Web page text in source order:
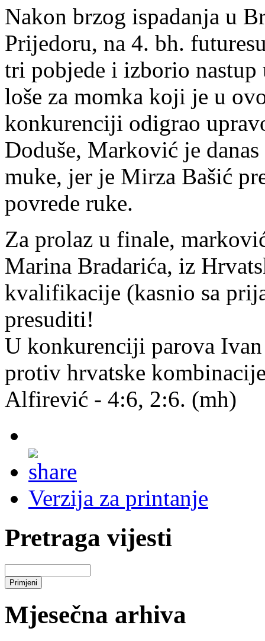
Nakon brzog ispadanja u
Prijedoru, na 4. bh.
tri pobjede i izborio
loše za momka koji je u
konkurenciji odigrao
Doduše, Marković je
muke, jer je Mirza Bašić
povrede ruke.
Za prolaz u finale,
Marina Bradarića, iz
kvalifikacije (kasnio sa
presuditi!
U konkurenciji parova
protiv hrvatske
Alfirević - 4:6, 2:6. (mh)
Verzija za printanje
Pretraga vijesti
Mjesečna arhiva